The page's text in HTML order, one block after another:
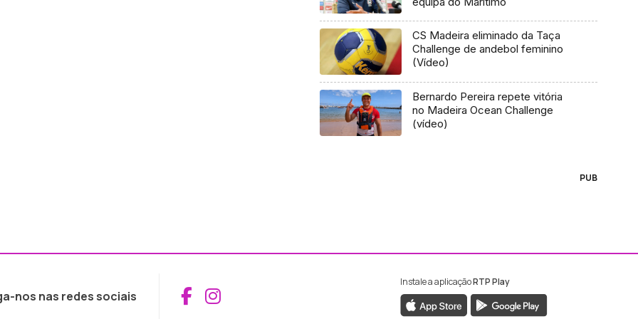
CS Madeira eliminado da Taça
Challenge de andebol feminino
(Vídeo)
Bernardo Pereira repete vitória
no Madeira Ocean Challenge
(vídeo)
PUB
nos nas redes sociais Aceder ao Facebook da RTP Madeira
Aceder ao Instagram da RTP Madeira
Instale a aplicaçãoRTP Play